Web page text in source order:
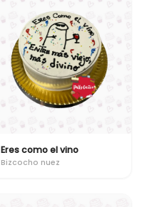
Eres como el vino
Bizcocho nuez